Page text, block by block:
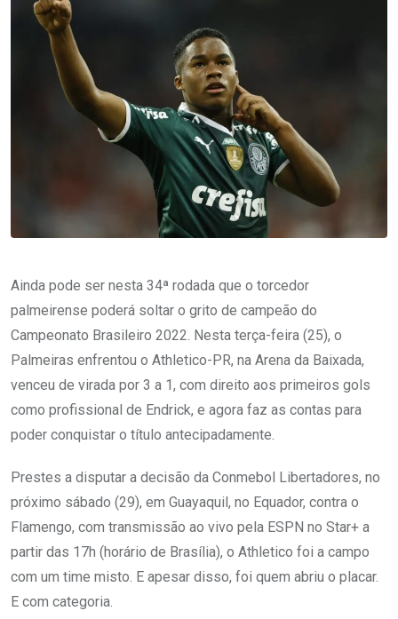
Ainda pode ser nesta 34ª rodada que o torcedor
palmeirense poderá soltar o grito de campeão do
Campeonato Brasileiro 2022. Nesta terça-feira (25), o
Palmeiras enfrentou o Athletico-PR, na Arena da Baixada,
venceu de virada por 3 a 1, com direito aos primeiros gols
como profissional de Endrick, e agora faz as contas para
poder conquistar o título antecipadamente.
Prestes a disputar a decisão da Conmebol Libertadores, no
próximo sábado (29), em Guayaquil, no Equador, contra o
Flamengo, com transmissão ao vivo pela ESPN no Star+ a
partir das 17h (horário de Brasília), o Athletico foi a campo
com um time misto. E apesar disso, foi quem abriu o placar.
E com categoria.